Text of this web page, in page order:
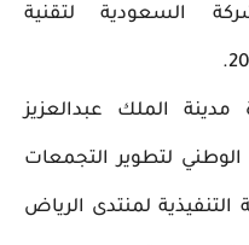
السعودية لتقنية
الملك عبدالعزيز
الوطني لتطوير التجمعات
لمنتدى الرياض